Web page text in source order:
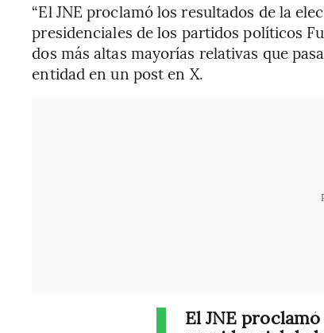
“El JNE proclamó los resultados de la
presidenciales de los partidos políticos
dos más altas mayorías relativas que
entidad en un post en X.
El JNE